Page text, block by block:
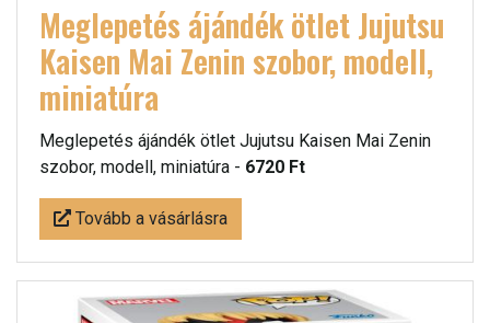
Meglepetés ájándék ötlet Jujutsu
Kaisen Mai Zenin szobor, modell,
miniatúra
Meglepetés ájándék ötlet Jujutsu Kaisen Mai Zenin
szobor, modell, miniatúra - 6720 Ft
Tovább a vásárlásra